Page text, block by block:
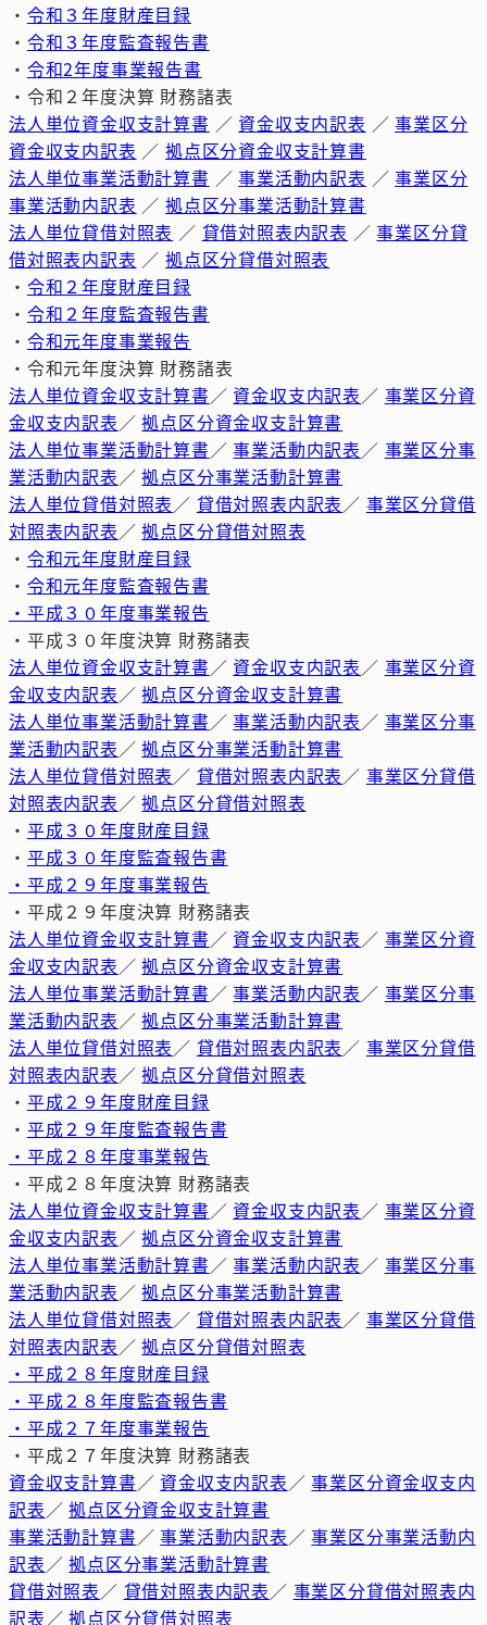
・ 令和３年度財産目録
・ 令和３年度監査報告書
・ 令和2年度事業報告書
・令和２年度決算 財務諸表
法人単位資金収支計算書 ／ 資金収支内訳表 ／事業区分
資金収支内訳表 ／拠点区分資金収支計算書
法人単位事業活動計算書 ／事業活動内訳表 ／事業区分
事業活動内訳表 ／拠点区分事業活動計算書
法人単位貸借対照表 ／ 貸借対照表内訳表 ／事業区分貸
借対照表内訳表 ／拠点区分貸借対照表
・ 令和２年度財産目録
・ 令和２年度監査報告書
・ 令和元年度事業報告
・令和元年度決算 財務諸表
法人単位資金収支計算書／ 資金収支内訳表／ 事業区分資
金収支内訳表／拠点区分資金収支計算書
法人単位事業活動計算書／事業活動内訳表／ 事業区分事
業活動内訳表／拠点区分事業活動計算書
法人単位貸借対照表／ 貸借対照表内訳表／ 事業区分貸借
対照表内訳表／拠点区分貸借対照表
・ 令和元年度財産目録
・ 令和元年度監査報告書
・平成３０年度事業報告
・平成３０年度決算 財務諸表
法人単位資金収支計算書／ 資金収支内訳表／ 事業区分資
金収支内訳表／拠点区分資金収支計算書
法人単位事業活動計算書／事業活動内訳表／ 事業区分事
業活動内訳表／拠点区分事業活動計算書
法人単位貸借対照表／ 貸借対照表内訳表／ 事業区分貸借
対照表内訳表／拠点区分貸借対照表
・ 平成３０年度財産目録
・ 平成３０年度監査報告書
・平成２９年度事業報告
・平成２９年度決算 財務諸表
法人単位資金収支計算書／ 資金収支内訳表／ 事業区分資
金収支内訳表／拠点区分資金収支計算書
法人単位事業活動計算書／事業活動内訳表／ 事業区分事
業活動内訳表／拠点区分事業活動計算書
法人単位貸借対照表／ 貸借対照表内訳表／ 事業区分貸借
対照表内訳表／拠点区分貸借対照表
・ 平成２９年度財産目録
・ 平成２９年度監査報告書
・平成２８年度事業報告
・平成２８年度決算 財務諸表
法人単位資金収支計算書／ 資金収支内訳表／ 事業区分資
金収支内訳表／拠点区分資金収支計算書
法人単位事業活動計算書／事業活動内訳表／ 事業区分事
業活動内訳表／拠点区分事業活動計算書
法人単位貸借対照表／ 貸借対照表内訳表／ 事業区分貸借
対照表内訳表／拠点区分貸借対照表
・平成２８年度財産目録
・平成２８年度監査報告書
・平成２７年度事業報告
・平成２７年度決算 財務諸表
資金収支計算書／ 資金収支内訳表／事業区分資金収支内
訳表／拠点区分資金収支計算書
事業活動計算書／事業活動内訳表／事業区分事業活動内
訳表／拠点区分事業活動計算書
貸借対照表／ 貸借対照表内訳表／ 事業区分貸借対照表内
訳表／拠点区分貸借対照表